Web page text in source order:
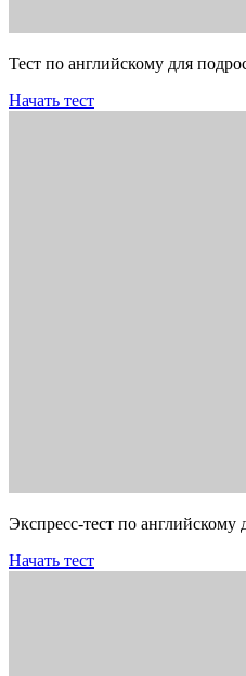
Тест по английскому для
Начать тест
Экспресс-тест по
Начать тест